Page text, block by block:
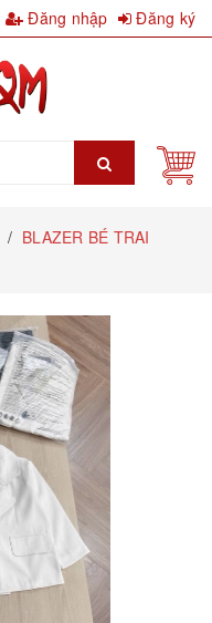
Đăng nhập Đăng ký
/ BLAZER BÉ TRAI